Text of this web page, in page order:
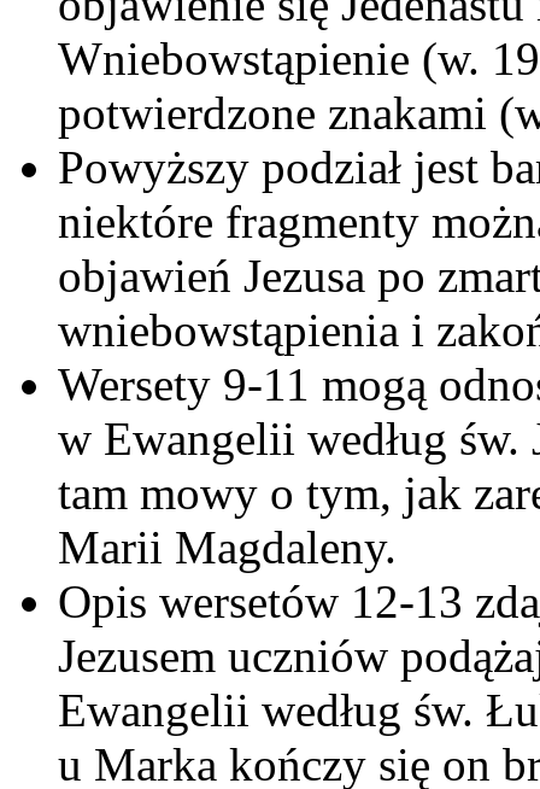
Wniebowstąpienie (w.
potwierdzone znakami
Powyższy podział jest
niektóre fragmenty
objawień Jezusa po
wniebowstąpienia i
Wersety 9-11 mogą
w Ewangelii według św.
tam mowy o tym, jak
Marii Magdaleny.
Opis wersetów 12-13
Jezusem uczniów
Ewangelii według św.
u Marka kończy się on